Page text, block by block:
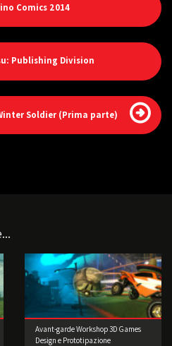
Comics 2014
Publishing Division
Soldier (Prima parte)
Avant-garde Workshop 3D Games
Design e Prototipazione